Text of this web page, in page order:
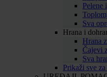
Pelene
Sva
Hrana i
Hrana
Čajevi
Sva
Prikaži sve